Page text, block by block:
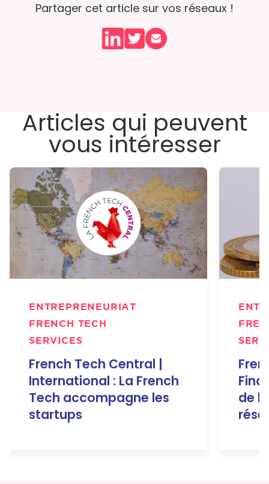
Partager cet article sur vos réseaux !
Articles qui peuvent
vous intéresser
ENTREPRENEURIAT
FRENCH TECH
SERVICES
French Tech Central |
International : La French
Tech accompagne les
startups
de